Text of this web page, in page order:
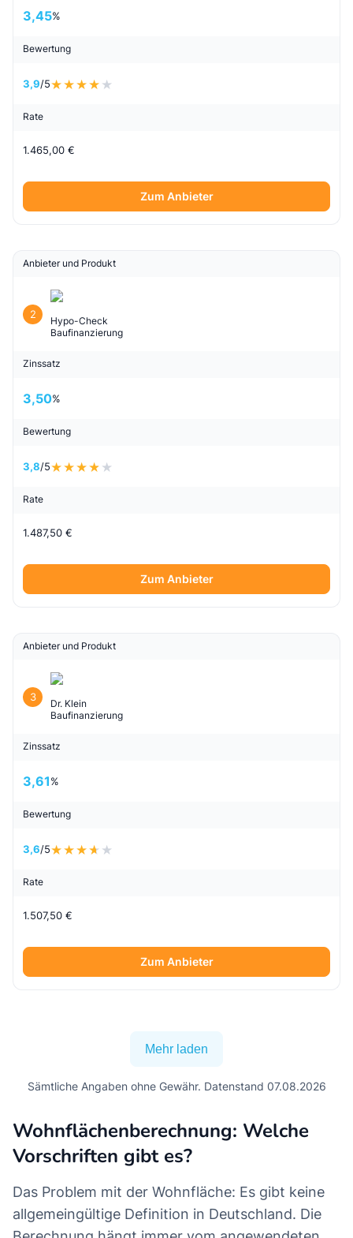
3,45%
Bewertung
3,9/5
Rate
1.465,00 €
Zum Anbieter
Anbieter und Produkt
2
Hypo-Check
Baufinanzierung
Zinssatz
3,50%
Bewertung
3,8/5
Rate
1.487,50 €
Zum Anbieter
Anbieter und Produkt
3
Dr. Klein
Baufinanzierung
Zinssatz
3,61%
Bewertung
3,6/5
Rate
1.507,50 €
Zum Anbieter
Mehr laden
Sämtliche Angaben ohne Gewähr. Datenstand 07.08.2026
Wohnflächenberechnung: Welche
Vorschriften gibt es?
Das Problem mit der Wohnfläche: Es gibt keine
allgemeingültige Definition in Deutschland. Die